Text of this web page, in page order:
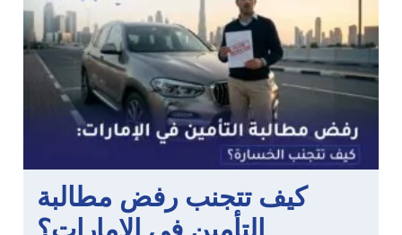
كيف تتجنب رفض مطالبة